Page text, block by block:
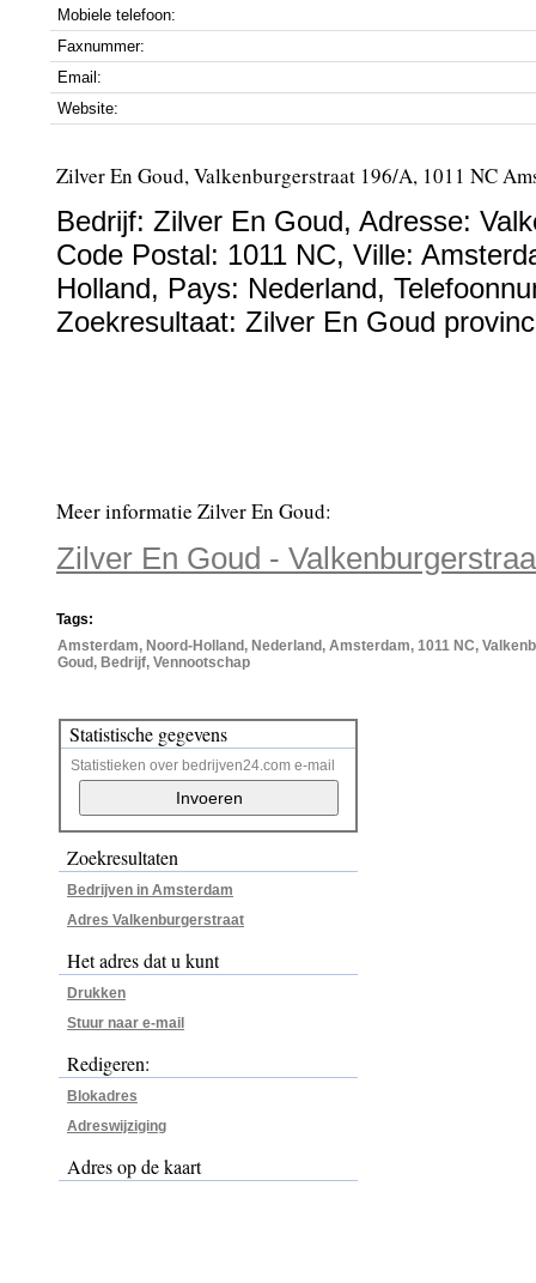
Mobiele telefoon:
Faxnummer:
Email:
Website:
Zilver En Goud, Valkenburgerstraat 196/A, 1011 NC
Bedrijf: Zilver En Goud, Adresse:
Code Postal: 1011 NC, Ville:
Holland, Pays: Nederland,
Zoekresultaat: Zilver En Goud
Meer informatie Zilver En Goud:
Zilver En Goud -
Tags:
Amsterdam, Noord-Holland, Nederland, Amsterdam, 1011 NC,
Goud, Bedrijf, Vennootschap
Statistische gegevens
Statistieken over bedrijven24.com e-mail
Zoekresultaten
Bedrijven in Amsterdam
Adres Valkenburgerstraat
Het adres dat u kunt
Drukken
Stuur naar e-mail
Redigeren:
Blokadres
Adreswijziging
Adres op de kaart